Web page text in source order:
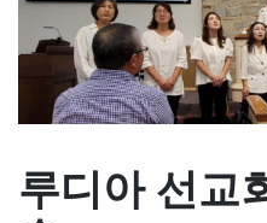
루디아 선교